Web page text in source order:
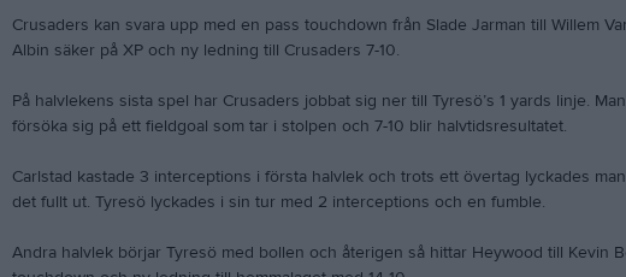
Crusaders kan svara upp med en pass touchdown från Slade Jarman till Willem
Albin säker på XP och ny ledning till Crusaders 7-10.
På halvlekens sista spel har Crusaders jobbat sig ner till Tyresö’s 1 yards linje.
försöka sig på ett fieldgoal som tar i stolpen och 7-10 blir halvtidsresultatet.
Carlstad kastade 3 interceptions i första halvlek och trots ett övertag lyckades
det fullt ut. Tyresö lyckades i sin tur med 2 interceptions och en fumble.
Andra halvlek börjar Tyresö med bollen och återigen så hittar Heywood till Kevin